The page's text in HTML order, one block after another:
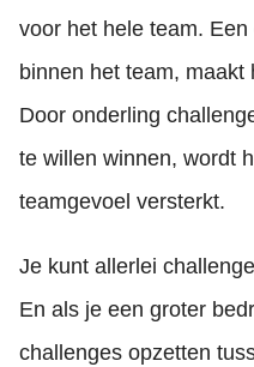
voor het hele team.
binnen het team, maakt
Door onderling
te willen winnen, wordt
teamgevoel versterkt.
Je kunt allerlei
En als je een groter
challenges opzetten